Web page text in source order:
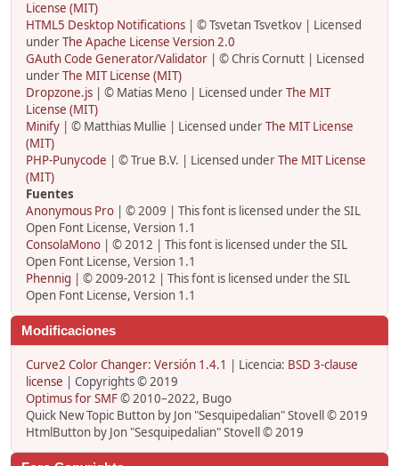
License (MIT)
HTML5 Desktop Notifications | © Tsvetan Tsvetkov | Licensed
underThe Apache License Version 2.0
GAuth Code Generator/Validator | © Chris Cornutt | Licensed
underThe MIT License (MIT)
Dropzone.js | © Matias Meno | Licensed underThe MIT
License (MIT)
Minify | © Matthias Mullie | Licensed underThe MIT License
(MIT)
PHP-Punycode | © True B.V. | Licensed underThe MIT License
(MIT)
Fuentes
Anonymous Pro | © 2009 | This font is licensed under the SIL
Open Font License, Version 1.1
ConsolaMono | © 2012 | This font is licensed under the SIL
Open Font License, Version 1.1
Phennig | © 2009-2012 | This font is licensed under the SIL
Open Font License, Version 1.1
Modificaciones
Curve2 Color Changer: Versión 1.4.1 | Licencia: BSD 3-clause
license | Copyrights © 2019
Optimus for SMF© 2010–2022, Bugo
Quick New Topic Button by Jon "Sesquipedalian" Stovell © 2019
HtmlButton by Jon "Sesquipedalian" Stovell © 2019